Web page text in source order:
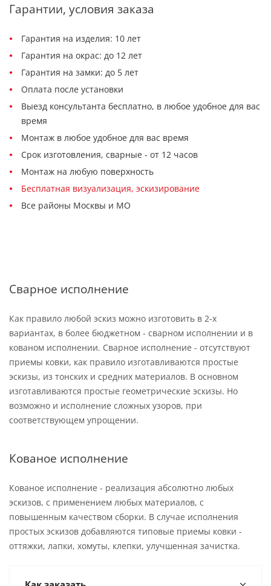
Гарантии, условия заказа
Гарантия на изделия: 10 лет
Гарантия на окрас: до 12 лет
Гарантия на замки: до 5 лет
Оплата после установки
Выезд консультанта бесплатно, в любое удобное для вас
время
Монтаж в любое удобное для вас время
Срок изготовления, сварные - от 12 часов
Монтаж на любую поверхность
Бесплатная визуализация, эскизирование
Все районы Москвы и МО
Сварное исполнение
Как правило любой эскиз можно изготовить в 2-х
вариантах, в более бюджетном - сварном исполнении и в
кованом исполнении. Сварное исполнение - отсутствуют
приемы ковки, как правило изготавливаются простые
эскизы, из тонских и средних материалов. В основном
изготавливаются простые геометрические эскизы. Но
возможно и исполнение сложных узоров, при
соответствующем упрощении.
Кованое исполнение
Кованое исполнение - реализация абсолютно любых
эскизов, с применением любых материалов, с
повышенным качеством сборки. В случае исполнения
простых эскизов добавляются типовые приемы ковки -
оттяжки, лапки, хомуты, клепки, улучшенная зачистка.